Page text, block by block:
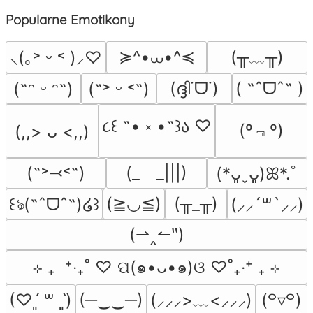
Popularne Emotikony
⸜(｡˃ ᵕ ˂ )⸝♡ ≽^•⩊•^≼
(╥﹏╥)
(˶ᵔ ᵕ ᵔ˶)
(˶˃ ᵕ ˂˶) (ദ്ദി˙ᗜ˙) ( ˶ˆᗜˆ˵ )
(,,> ᴗ <,,) ૮꒰ ˶• ༝ •˶꒱ა ♡ (º﹃º)
(˶˃⤙˂˶) (_　_|||)
(*ᴗ͈ˬᴗ͈)ꕤ*.ﾟ
꒰ঌ(˶ˆᗜˆ˵)໒꒱ (≧◡≦) (╥_╥)
(⸝⸝´꒳`⸝⸝)
(⇀‸↼‶)
⊹ ₊  ⁺‧₊˚ ♡ ପ(๑•ᴗ•๑)ଓ ♡˚₊‧⁺ ₊ ⊹
(♡ˊ͈ ꒳ ˋ͈) (─‿‿─) (⸝⸝⸝>﹏<⸝⸝⸝) (꒪▿꒪)